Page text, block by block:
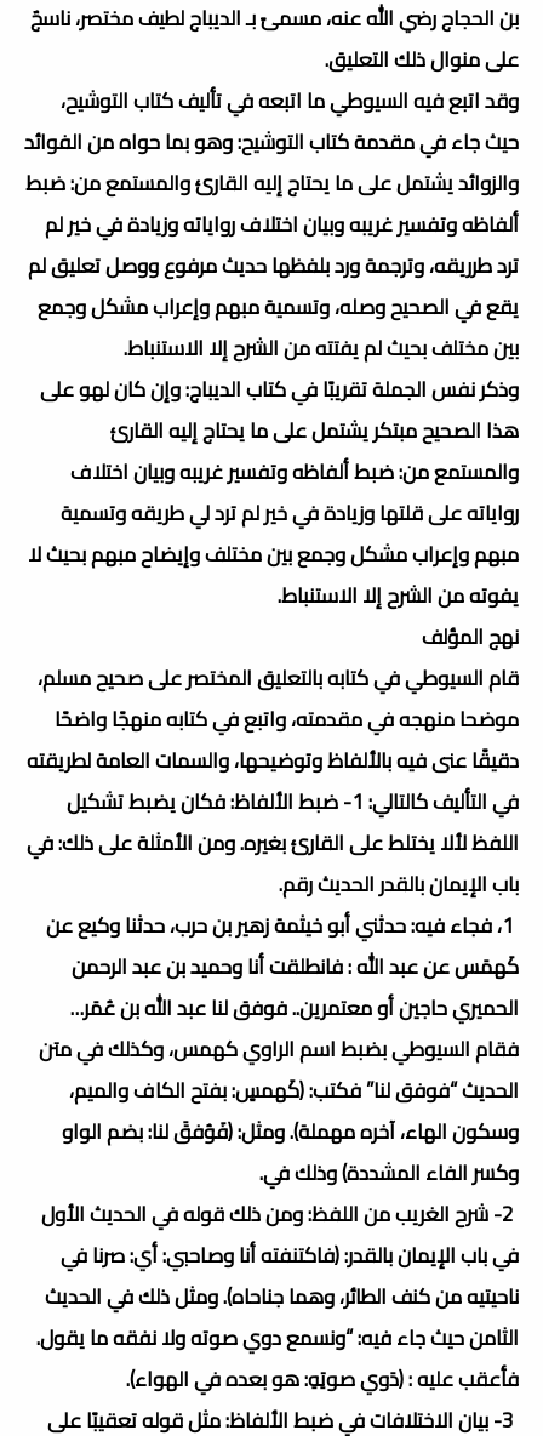
بن الحجاج رضي الله عنه، مسمىً بـ الديباج لطيف مختصر، ناسجٌ
على منوال ذلك التعليق.
وقد اتبع فيه السيوطي ما اتبعه في تأليف كتاب التوشيح،
حيث جاء في مقدمة كتاب التوشيح: وهو بما حواه من الفوائد
والزوائد يشتمل على ما يحتاج إليه القارئ والمستمع من: ضبط
ألفاظه وتفسير غريبه وبيان اختلاف رواياته وزيادة في خير لم
ترد طرريقه، وترجمة ورد بلفظها حديث مرفوع ووصل تعليق لم
يقع في الصحيح وصله، وتسمية مبهم وإعراب مشكل وجمع
بين مختلف بحيث لم يفتته من الشرح إلا الاستنباط.
وذكر نفس الجملة تقريبًا في كتاب الديباج: وإن كان لهو على
هذا الصحيح مبتكر يشتمل على ما يحتاج إليه القارئ
والمستمع من: ضبط ألفاظه وتفسير غريبه وبيان اختلاف
رواياته على قلتها وزيادة في خير لم ترد لي طريقه وتسمية
مبهم وإعراب مشكل وجمع بين مختلف وإيضاح مبهم بحيث لا
يفوته من الشرح إلا الاستنباط.
نهج المؤلف
قام السيوطي في كتابه بالتعليق المختصر على صحيح مسلم،
موضحا منهجه في مقدمته، واتبع في كتابه منهجًا واضحًا
دقيقًا عنى فيه بالألفاظ وتوضيحها، والسمات العامة لطريقته
في التأليف كالتالي: 1- ضبط الألفاظ: فكان يضبط تشكيل
اللفظ لألا يختلط على القارئ بغيره. ومن الأمثلة على ذلك: في
باب الإيمان بالقدر الحديث رقم.
1، فجاء فيه: حدثني أبو خيثمة زهير بن حرب، حدثنا وكيع عن
كَهمَس عن عبد الله : فانطلقت أنا وحميد بن عبد الرحمن
الحميري حاجين أو معتمرين.. فوفق لنا عبد الله بن عُمَر…
فقام السيوطي بضبط اسم الراوي كهمس، وكذلك في متن
الحديث “فوفق لنا” فكتب: (كَهمسٍ: بفتح الكاف والميم،
وسكون الهاء، آخره مهملة). ومثل: (فَوُفقَ لنا: بضم الواو
وكسر الفاء المشددة) وذلك في.
2- شرح الغريب من اللفظ: ومن ذلك قوله في الحديث الأول
في باب الإيمان بالقدر: (فاكتنفته أنا وصاحبي: أي: صرنا في
ناحيتيه من كنف الطائر، وهما جناحاه). ومثل ذلك في الحديث
الثامن حيث جاء فيه: “ونسمع دوي صوته ولا نفقه ما يقول.
فأعقب عليه : (دَوي صوتِهِ: هو بعده في الهواء).
3- بيان الاختلافات في ضبط الألفاظ: مثل قوله تعقيبًا على